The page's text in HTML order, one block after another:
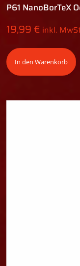
P61 NanoBorTeX
19,99€ inkl.
In den Warenkorb